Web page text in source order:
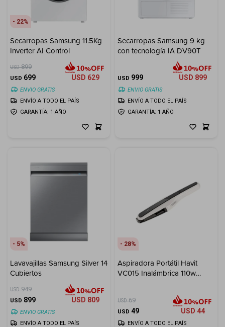
22
Secarropas Samsung 11.5Kg
Inverter AI Control
USD 899
USD 699 USD 629
ENVIO GRATIS
GARANTÍA: 1 AÑO
ENVÍO A TODO EL PAÍS
Secarropas Samsung 9 kg
con tecnología IA DV90T
USD 999 USD 899
ENVIO GRATIS
GARANTÍA: 1 AÑO
ENVÍO A TODO EL PAÍS
5
Lavavajillas Samsung Silver 14
Cubiertos
USD 949
USD 899 USD 809
ENVIO GRATIS
ENVÍO A TODO EL PAÍS
28
Aspiradora Portátil Havit
VC015 Inalámbrica 110w
USD 69
USD 49 USD 44
ENVÍO A TODO EL PAÍS